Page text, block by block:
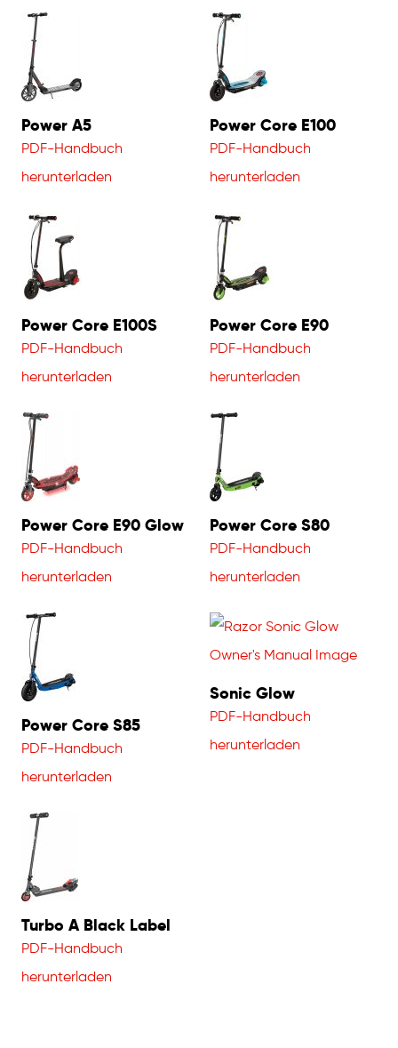
Power A5
PDF-Handbuch
herunterladen
Power Core E100
PDF-Handbuch
herunterladen
Power Core E100S
PDF-Handbuch
herunterladen
Power Core E90
PDF-Handbuch
herunterladen
Power Core E90 Glow
PDF-Handbuch
herunterladen
Power Core S80
PDF-Handbuch
herunterladen
Power Core S85
PDF-Handbuch
herunterladen
Sonic Glow
PDF-Handbuch
herunterladen
Turbo A Black Label
PDF-Handbuch
herunterladen